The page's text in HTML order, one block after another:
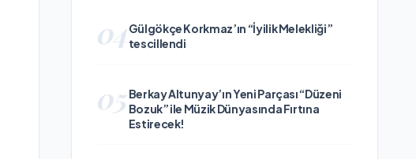
04Gülgökçe Korkmaz’ın “İyilik Melekliği”
tescillendi
05 Berkay Altunyay’ın Yeni Parçası “Düzeni
Bozuk” ile Müzik Dünyasında Fırtına
Estirecek!